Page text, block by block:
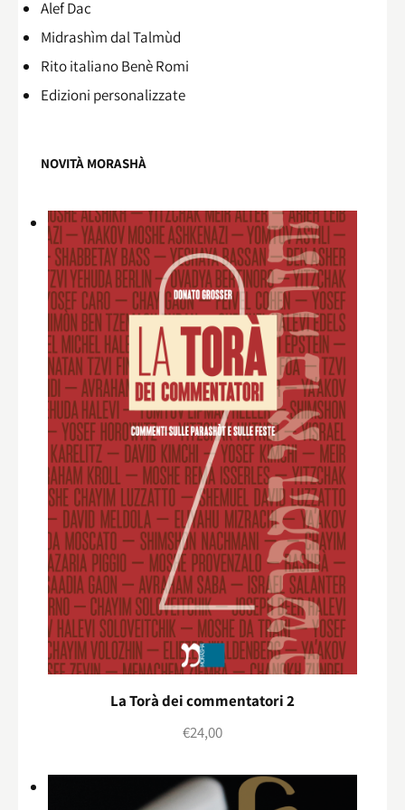
Alef Dac
Midrashìm dal Talmùd
Rito italiano Benè Romi​
Edizioni personalizzate
NOVITÀ MORASHÀ
La Torà dei commentatori 2
€24,00